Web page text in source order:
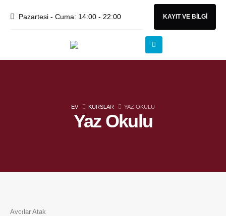
Pazartesi - Cuma: 14:00 - 22:00 KAYIT VE BİLGİ
EV KURSLAR YAZ OKULU
Yaz Okulu
Avcılar Atak